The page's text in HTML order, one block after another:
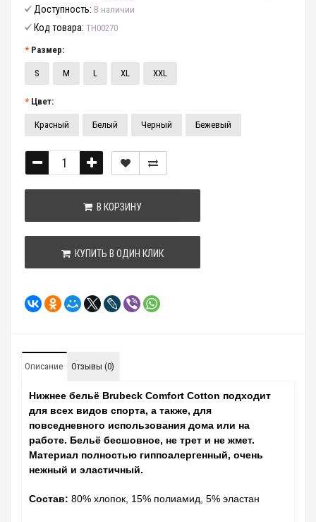
Доступность: В наличии
Код товара: TH00270
Размер:
S M L XL XXL
Цвет:
Красный Белый Черный Бежевый
В КОРЗИНУ
КУПИТЬ В ОДИН КЛИК
Описание Отзывы (0)
Нижнее бельё Brubeck Comfort Cotton подходит
для всех видов спорта, а также, для
повседневного использования дома или на
работе. Бельё бесшовное, не трет и не жмет.
Материал полностью гиппоалергенный, очень
нежный и эластичный.
Состав: 80% хлопок, 15% полиамид, 5% эластан